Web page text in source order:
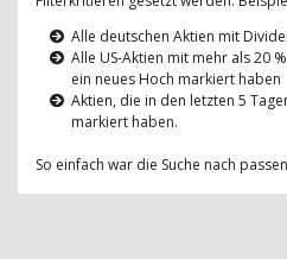
Alle deutschen Aktien mit
Alle US-Aktien mit mehr als 20
ein neues Hoch markiert haben
Aktien, die in den letzten 5
markiert haben.
So einfach war die Suche nach